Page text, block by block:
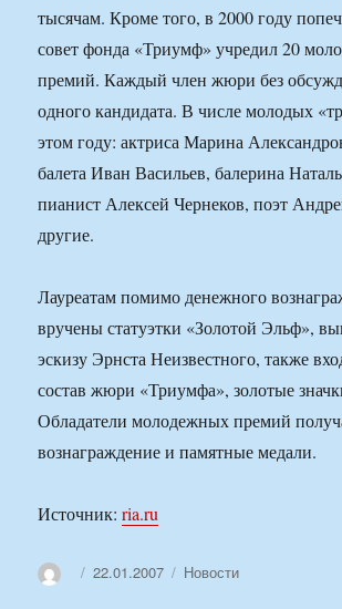
тысячам. Кроме того, в 2000 году
совет фонда «Триумф» учредил 20
премий. Каждый член жюри без
одного кандидата. В числе молодых
этом году: актриса Марина
балета Иван Васильев, балерина
пианист Алексей Чернеков, поэт
другие.
Лауреатам помимо денежного
вручены статуэтки «Золотой Эльф»,
эскизу Эрнста Неизвестного, также
состав жюри «Триумфа», золотые
Обладатели молодежных премий
вознаграждение и памятные медали.
Источник:ria.ru
АвторОпубликовано
22.01.2007 Рубрики
Новости